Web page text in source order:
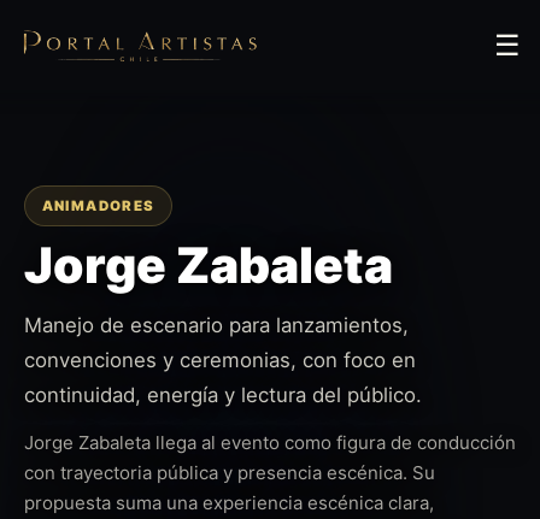
☰
ANIMADORES
Jorge Zabaleta
Manejo de escenario para lanzamientos,
convenciones y ceremonias, con foco en
continuidad, energía y lectura del público.
Jorge Zabaleta llega al evento como figura de conducción
con trayectoria pública y presencia escénica. Su
propuesta suma una experiencia escénica clara,